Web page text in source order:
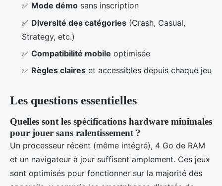
✅ Mode démo sans inscription
✅ Diversité des catégories (Crash, Casual,
Strategy, etc.)
✅ Compatibilité mobile optimisée
✅ Règles claires et accessibles depuis chaque jeu
Les questions essentielles
Quelles sont les spécifications hardware minimales
pour jouer sans ralentissement ?
Un processeur récent (même intégré), 4 Go de RAM
et un navigateur à jour suffisent amplement. Ces jeux
sont optimisés pour fonctionner sur la majorité des